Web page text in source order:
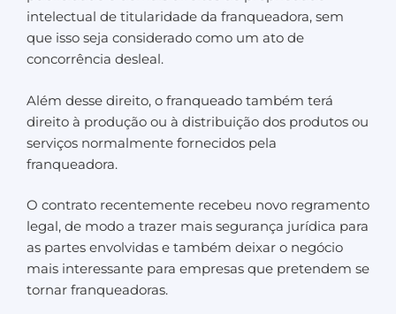
intelectual de titularidade da franqueadora, sem
que isso seja considerado como um ato de
concorrência desleal.
Além desse direito, o franqueado também terá
direito à produção ou à distribuição dos produtos ou
serviços normalmente fornecidos pela
franqueadora.
O contrato recentemente recebeu novo regramento
legal, de modo a trazer mais segurança jurídica para
as partes envolvidas e também deixar o negócio
mais interessante para empresas que pretendem se
tornar franqueadoras.